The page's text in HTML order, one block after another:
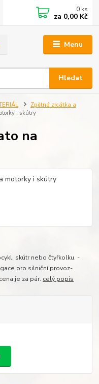
Menu
Hledat
0 ks
za 0,00 Kč
Zpětná zrcátka a
i skútry
na
skútr nebo čtyřkolku. -
pro silniční provoz-
je za pár. celý popis